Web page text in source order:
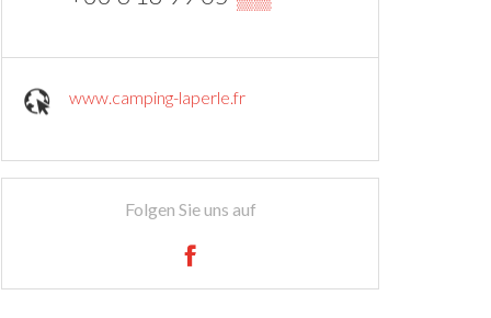
www.camping-laperle.fr
Folgen Sie uns auf